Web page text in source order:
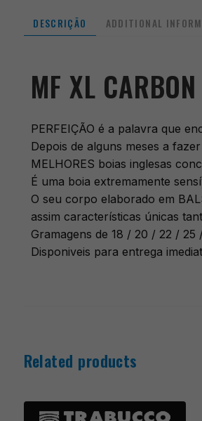
DESCRIÇÃO ADDITIONAL
MF XL CARBON
PERFEIÇÃO é a palavra que
Depois de alguns meses a
MELHORES boias inglesas
É uma boia extremamente
O seu corpo elaborado em
assim características únicas
Gramagens de 18 / 20 / 22 / 25
Disponiveis para entrega
Related products